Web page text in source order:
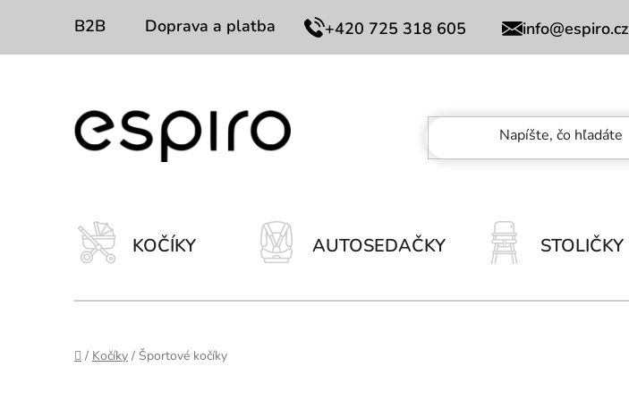
B2B Doprava a platba Kontakty Obchodní podmínky
+420 725 318 605 info@espiro.cz
KOČÍKY AUTOSEDAČKY STOLIČKY
Domov
/ Kočíky / Športové kočíky